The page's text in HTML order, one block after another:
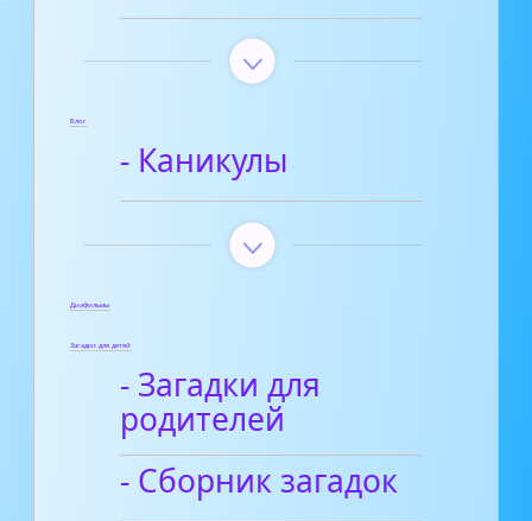
Блог
- Каникулы
Диафильмы
Загадки для детей
- Загадки для
родителей
- Сборник загадок